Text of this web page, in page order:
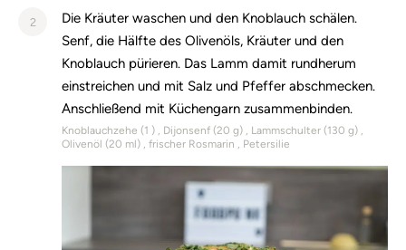
2
Die Kräuter waschen und den Knoblauch schälen.
Senf, die Hälfte des Olivenöls, Kräuter und den
Knoblauch pürieren. Das Lamm damit rundherum
einstreichen und mit Salz und Pfeffer abschmecken.
Anschließend mit Küchengarn zusammenbinden.
Knoblauchzehe (1 ) Dijonsenf (20 g) Lammschulter (130 g)
Olivenöl (20 ml) frischer Rosmarin Petersilie